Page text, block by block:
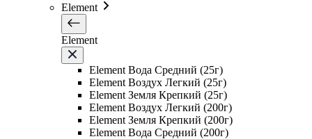
Element
Element
Element Вода Средний (25г)
Element Воздух Легкий (25г)
Element Земля Крепкий (25г)
Element Воздух Легкий (200г)
Element Земля Крепкий (200г)
Element Вода Средний (200г)